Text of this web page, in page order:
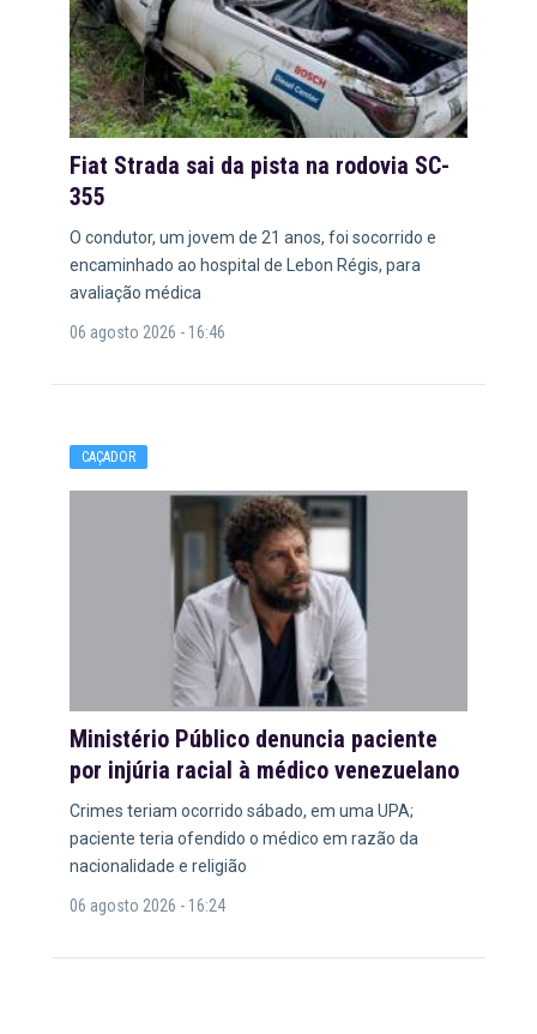
Fiat Strada sai da pista na rodovia SC-
355
O condutor, um jovem de 21 anos, foi socorrido e
encaminhado ao hospital de Lebon Régis, para
avaliação médica
06 agosto 2026 - 16:46
CAÇADOR
Ministério Público denuncia paciente
por injúria racial à médico venezuelano
Crimes teriam ocorrido sábado, em uma UPA;
paciente teria ofendido o médico em razão da
nacionalidade e religião
06 agosto 2026 - 16:24